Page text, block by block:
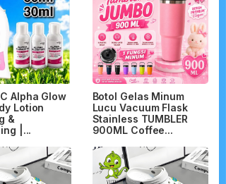
Alpha Glow
Lotion
&
|...
Botol Gelas Minum
Lucu Vacuum Flask
Stainless TUMBLER
900ML Coffee...